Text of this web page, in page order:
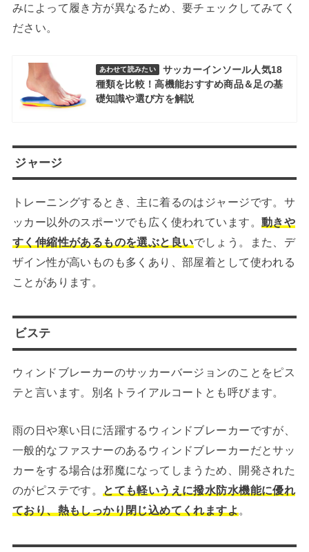
みによって履き方が異なるため、要チェックしてみてく
ださい。
あわせて読みたい
サッカーインソール人気18
種類を比較！高機能おすすめ商品＆足の基
礎知識や選び方を解説
ジャージ
トレーニングするとき、主に着るのはジャージです。サ
ッカー以外のスポーツでも広く使われています。 動きや
すく伸縮性があるものを選ぶと良いでしょう。また、デ
ザイン性が高いものも多くあり、部屋着として使われる
ことがあります。
ビステ
ウィンドブレーカーのサッカーバージョンのことをピス
テと言います。別名トライアルコートとも呼びます。
雨の日や寒い日に活躍するウィンドブレーカーですが、
一般的なファスナーのあるウィンドブレーカーだとサッ
カーをする場合は邪魔になってしまうため、開発された
のがピステです。 とても軽いうえに撥水防水機能に優れ
ており、熱もしっかり閉じ込めてくれますよ。